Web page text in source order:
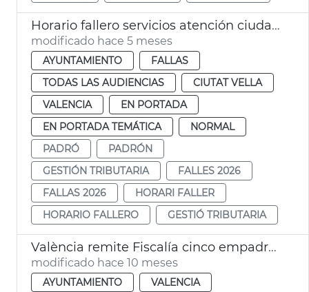
Horario fallero servicios atención ciudadana València
modificado hace 5 meses
AYUNTAMIENTO
FALLAS
TODAS LAS AUDIENCIAS
CIUTAT VELLA
VALENCIA
EN PORTADA
EN PORTADA TEMÁTICA
NORMAL
PADRÓ
PADRÓN
GESTIÓN TRIBUTARIA
FALLES 2026
FALLAS 2026
HORARI FALLER
HORARIO FALLERO
GESTIÓ TRIBUTARIA
València remite Fiscalía cinco empadronamientos falsificados
modificado hace 10 meses
AYUNTAMIENTO VALENCIA